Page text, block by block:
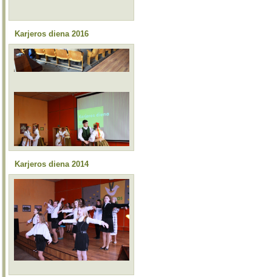
Karjeros diena 2016
Karjeros diena 2014